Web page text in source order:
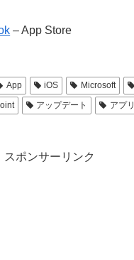
– App Store
App iOS Microsoft
アップデート
アプリ
スポンサーリンク